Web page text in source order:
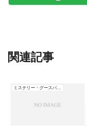
関連記事
ミステリー・グースバンプス